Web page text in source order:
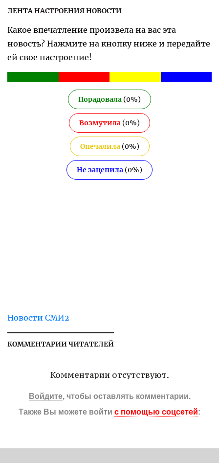
ЛЕНТА НАСТРОЕНИЯ НОВОСТИ
Какое впечатление произвела на вас эта
новость? Нажмите на кнопку ниже и передайте
ей свое настроение!
Порадовала (0%)
Возмутила (0%)
Опечалила(0%)
Не зацепила (0%)
Новости СМИ2
КОММЕНТАРИИ ЧИТАТЕЛЕЙ
Комментарии отсутствуют.
Войдите, чтобы оставлять комментарии.
Также Вы можете войти с помощью соцсетей: